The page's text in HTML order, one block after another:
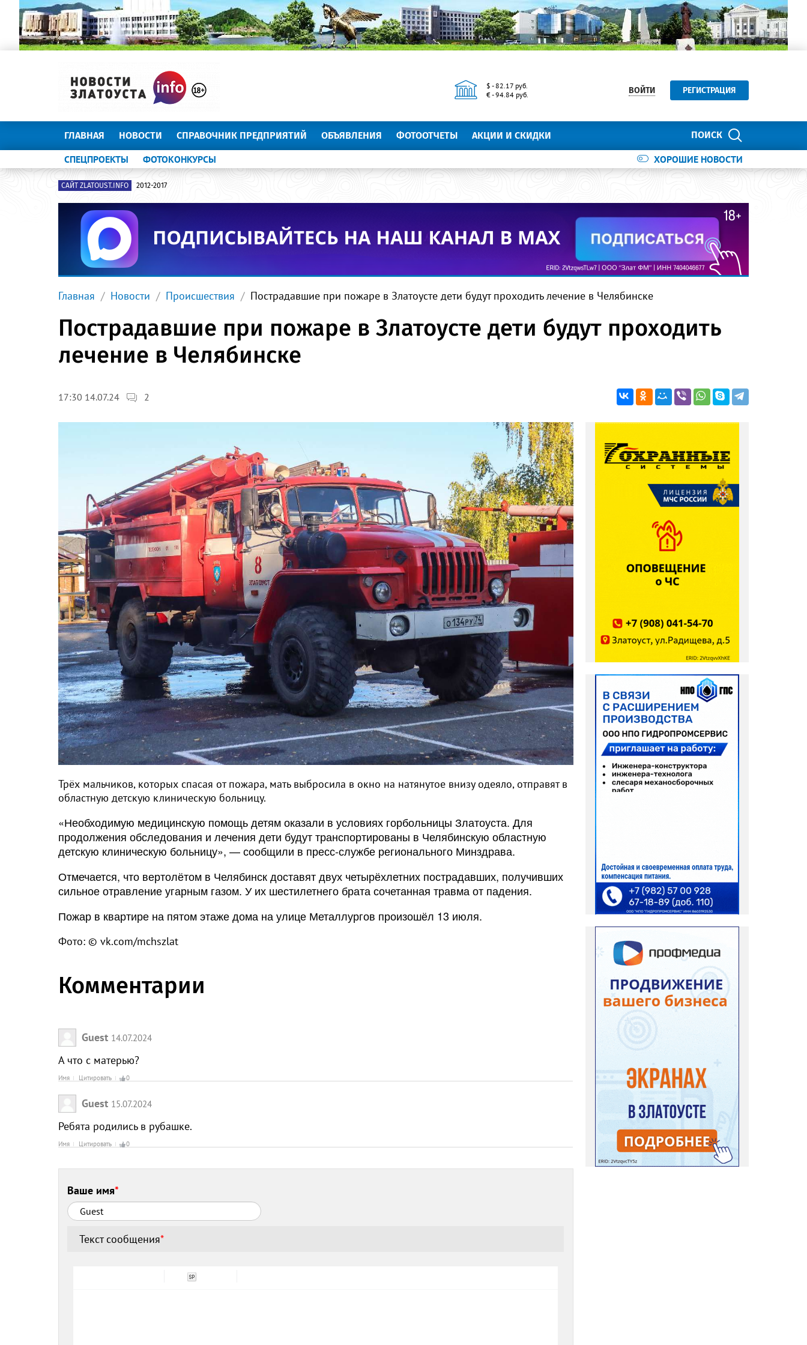
$ - 82.17 руб.
€ - 94.84 руб.
ВОЙТИ РЕГИСТРАЦИЯ
ПОИСК
ГЛАВНАЯ НОВОСТИ СПРАВОЧНИК ПРЕДПРИЯТИЙ ОБЪЯВЛЕНИЯ ФОТООТЧЕТЫ АКЦИИ И СКИДКИ
ХОРОШИЕ НОВОСТИ
СПЕЦПРОЕКТЫ ФОТОКОНКУРСЫ
САЙТ ZLATOUST.INFO 2012-2017
Главная Новости Происшествия Пострадавшие при пожаре в Златоусте дети будут проходить лечение в Челябинске
Пострадавшие при пожаре в Златоусте дети будут проходить
лечение в Челябинске
17:30 14.07.24 2
Трёх мальчиков, которых спасая от пожара, мать выбросила в окно на натянутое внизу одеяло, отправят в
областную детскую клиническую больницу.
«Необходимую медицинскую помощь детям оказали в условиях горбольницы Златоуста. Для
продолжения обследования и лечения дети будут транспортированы в Челябинскую областную
детскую клиническую больницу», — сообщили в пресс-службе регионального Минздрава.
Отмечается, что вертолётом в Челябинск доставят двух четырёхлетних пострадавших, получивших
сильное отравление угарным газом. У их шестилетнего брата сочетанная травма от падения.
Пожар в квартире на пятом этаже дома на улице Металлургов произошёл 13 июля.
Фото: © vk.com/mchszlat
Комментарии
Guest 14.07.2024
А что с матерью?
Имя Цитировать 0
Guest 15.07.2024
Ребята родились в рубашке.
Имя Цитировать 0
Ваше имя*
Текст сообщения*